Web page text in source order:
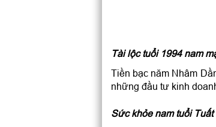
Tài lộc tuổi 1994 nam
Tiền bạc năm Nhâm
những đầu tư kinh
Sức khỏe nam tuổi Tuất